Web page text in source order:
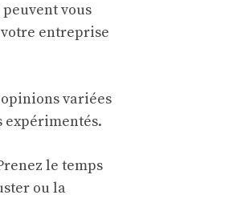
vous
entreprise
variées
expérimentés.
le temps
ou la